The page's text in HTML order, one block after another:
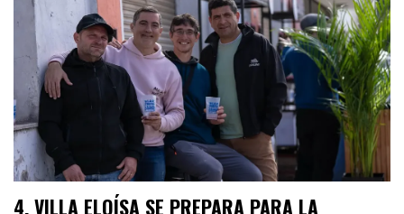
VILLA ELOÍSA SE PREPARA PARA LA